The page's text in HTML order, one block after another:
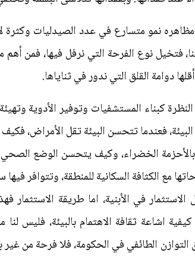
نمو متسارع في عدد الصيدليات
نوع الفرحة التي نرفل فيها، فمن أهم
دوامة القلق التي ندور في ثناياها.
كبناء المستشفيات وتوفير الأدوية
فعندما تتحسن البيئة تقل الأمراض،
الخضراء، وكيف يتحسن الوضع الصحي
مع الكثافة السكانية للمنطقة، وتتوافر
في الأبنية، اما طريقة
اشاعة ثقافة الاهتمام بالبيئة، فليس لنا
الطائفي في الحكومة، فلا فرحة من غير